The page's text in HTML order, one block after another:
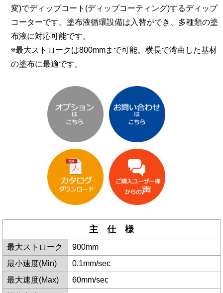
変)でディップコート(ディップコーティング)するディップ
コーターです。塗布液循環設備は入替ができ、多種類の塗
布液に対応可能です。
※最大ストロークは800mmまで可能。横長で湾曲した基材
の塗布に最適です。
主 仕 様
最大ストローク
900mm
最小速度(Min)
0.1mm/sec
最大速度(Max)
60mm/sec